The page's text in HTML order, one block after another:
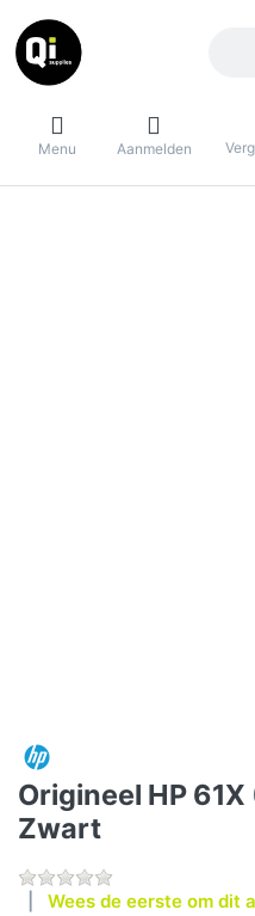
Menu Aanmelden
Origineel HP
Zwart
Wees de eerste om dit